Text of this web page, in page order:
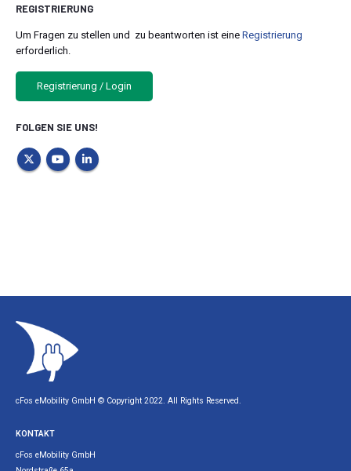
REGISTRIERUNG
Um Fragen zu stellen und zu beantworten ist eine Registrierung
erforderlich.
Registrierung / Login
FOLGEN SIE UNS!
cFos eMobility GmbH © Copyright 2022. All Rights Reserved.
KONTAKT
cFos eMobility GmbH